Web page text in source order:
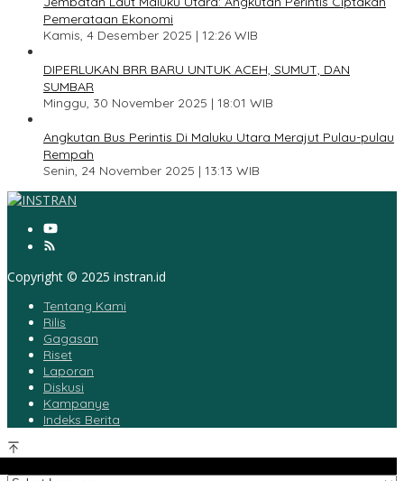
Pemerataan Ekonomi
Kamis, 4 Desember 2025 | 12:26 WIB
DIPERLUKAN BRR BARU UNTUK ACEH, SUMUT, DAN
SUMBAR
Minggu, 30 November 2025 | 18:01 WIB
Angkutan Bus Perintis Di Maluku Utara Merajut Pulau-pulau
Rempah
Senin, 24 November 2025 | 13:13 WIB
Copyright © 2025 instran.id
Tentang Kami
Rilis
Gagasan
Riset
Laporan
Diskusi
Kampanye
Indeks Berita